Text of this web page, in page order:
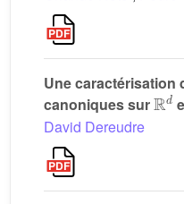
Une caractérisation
canoniques sur
ℝd
David Dereudre